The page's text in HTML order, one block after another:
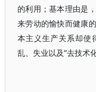
的利用；基本理由是
来劳动的愉快而健康
本主义生产关系却使
乱、失业以及“去技术